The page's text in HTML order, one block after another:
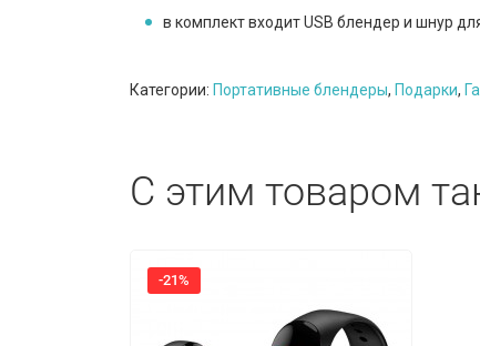
в комплект входит USB блендер и шнур
Категории: Портативные блендеры, Подарки,
С этим товаром
-21%